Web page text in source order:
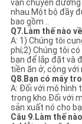
vận chuyển
nhau.Một bộ đầy
bao gồm ..
Q7.Làm thế nào
A: 1) Chúng tôi
phí;2) Chúng tôi
bạn để lắp đặt và
tiền ăn ở, cộng với
Q8.Bạn có máy
A: Đối với mô hình
trong kho.Đối với
sản xuất nó cho
Câu 9.Làm thế